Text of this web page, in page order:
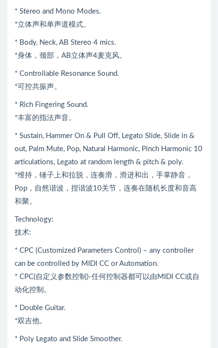
* Stereo and Mono Modes.
*立体声和单声道模式。
* Body, Neck, AB Stereo 4 mics.
*身体，颈部，AB立体声4麦克风。
* Controllable Resonance Sound.
*可控共振声。
* Rich Fingering Sound.
*丰富的指法声音。
* Sustain, Hammer On & Pull Off, Legato Slide, Slide in &
out, Palm Mute, Pop, Natural Harmonic, Pinch Harmonic 10
articulations, Legato at random length & pitch & poly.
*维持，锤子上和拉脱，连奏滑，滑进和出，手掌静音，
Pop，自然谐波，捏谐波10关节，连奏在随机长度和音高
和聚。
Technology:
技术:
* CPC (Customized Parameters Control) – any controller
can be controlled by MIDI CC or Automation.
* CPC(自定义参数控制)-任何控制器都可以由MIDI CC或自
动化控制。
* Double Guitar.
*双吉他。
* Poly Legato and Slide Smoother.